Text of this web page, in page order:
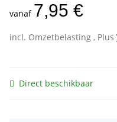
vanaf 7,95 €
incl. Omzetbelasting , Plus
Direct beschikbaar